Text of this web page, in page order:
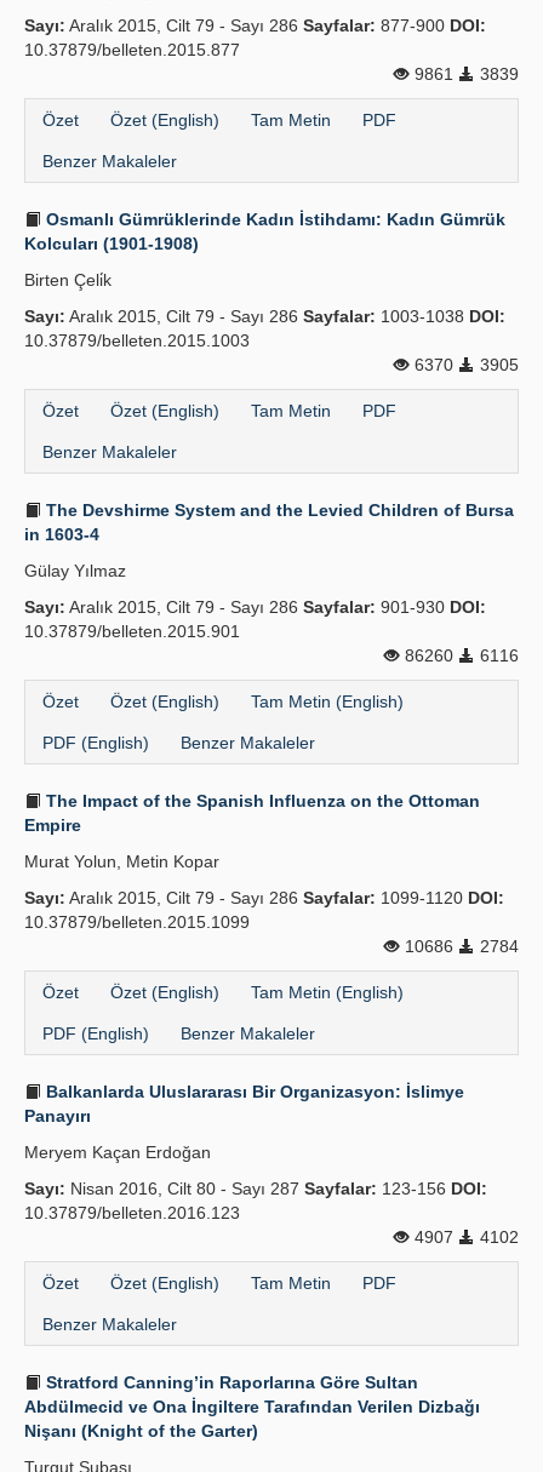
Sayı: Aralık 2015, Cilt 79 - Sayı 286 Sayfalar: 877-900 DOI:
10.37879/belleten.2015.877
9861
3839
Özet Özet (English) Tam Metin PDF
Benzer Makaleler
Osmanlı Gümrüklerinde Kadın İstihdamı: Kadın Gümrük
Kolcuları (1901-1908)
Birten Çeli̇k
Sayı: Aralık 2015, Cilt 79 - Sayı 286 Sayfalar: 1003-1038 DOI:
10.37879/belleten.2015.1003
6370
3905
Özet Özet (English) Tam Metin PDF
Benzer Makaleler
The Devshirme System and the Levied Children of Bursa
in 1603-4
Gülay Yılmaz
Sayı: Aralık 2015, Cilt 79 - Sayı 286 Sayfalar: 901-930 DOI:
10.37879/belleten.2015.901
86260
6116
Özet Özet (English) Tam Metin (English)
PDF (English) Benzer Makaleler
The Impact of the Spanish Influenza on the Ottoman
Empire
Murat Yolun, Metin Kopar
Sayı: Aralık 2015, Cilt 79 - Sayı 286 Sayfalar: 1099-1120 DOI:
10.37879/belleten.2015.1099
10686
2784
Özet Özet (English) Tam Metin (English)
PDF (English) Benzer Makaleler
Balkanlarda Uluslararası Bir Organizasyon: İslimye
Panayırı
Meryem Kaçan Erdoğan
Sayı: Nisan 2016, Cilt 80 - Sayı 287 Sayfalar: 123-156 DOI:
10.37879/belleten.2016.123
4907
4102
Özet Özet (English) Tam Metin PDF
Benzer Makaleler
Stratford Canning’in Raporlarına Göre Sultan
Abdülmecid ve Ona İngiltere Tarafından Verilen Dizbağı
Nişanı (Knight of the Garter)
Turgut Subaşı